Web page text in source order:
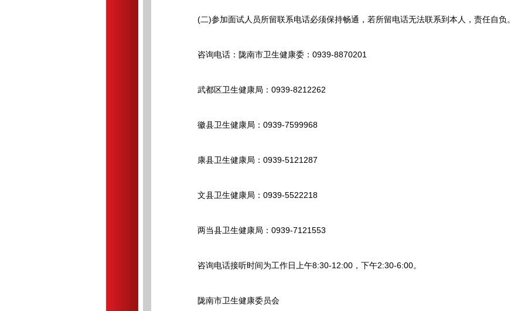
(二)参加面试人员所留联系电话必须保持畅通，若所留电话无法联系到本人，责任自负。
咨询电话：陇南市卫生健康委：0939-8870201
武都区卫生健康局：0939-8212262
徽县卫生健康局：0939-7599968
康县卫生健康局：0939-5121287
文县卫生健康局：0939-5522218
两当县卫生健康局：0939-7121553
咨询电话接听时间为工作日上午8:30-12:00，下午2:30-6:00。
陇南市卫生健康委员会